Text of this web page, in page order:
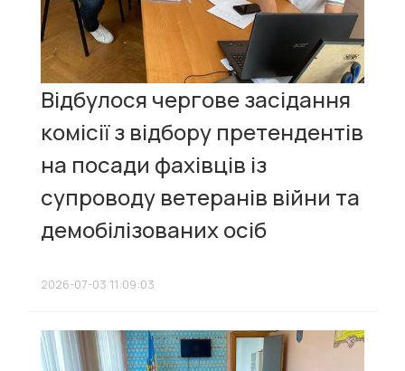
Відбулося чергове засідання
комісії з відбору претендентів
на посади фахівців із
супроводу ветеранів війни та
демобілізованих осіб
2026-07-03 11:09:03